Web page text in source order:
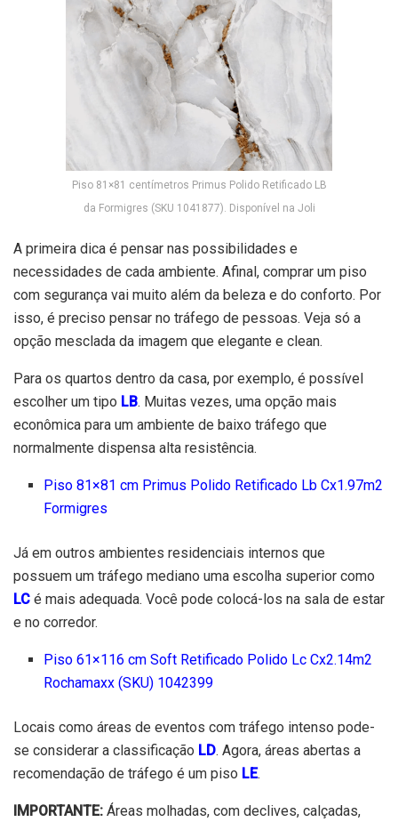
Piso 81×81 centímetros Primus Polido Retificado LB
da Formigres (SKU 1041877). Disponível na Joli
A primeira dica é pensar nas possibilidades e
necessidades de cada ambiente. Afinal, comprar um piso
com segurança vai muito além da beleza e do conforto. Por
isso, é preciso pensar no tráfego de pessoas. Veja só a
opção mesclada da imagem que elegante e clean.
Para os quartos dentro da casa, por exemplo, é possível
escolher um tipo LB. Muitas vezes, uma opção mais
econômica para um ambiente de baixo tráfego que
normalmente dispensa alta resistência.
Piso 81×81 cm Primus Polido Retificado Lb Cx1.97m2
Formigres
Já em outros ambientes residenciais internos que
possuem um tráfego mediano uma escolha superior como
LC é mais adequada. Você pode colocá-los na sala de estar
e no corredor.
Piso 61×116 cm Soft Retificado Polido Lc Cx2.14m2
Rochamaxx (SKU) 1042399
Locais como áreas de eventos com tráfego intenso pode-
se considerar a classificação LD. Agora, áreas abertas a
recomendação de tráfego é um piso LE.
IMPORTANTE: Áreas molhadas, com declives, calçadas,